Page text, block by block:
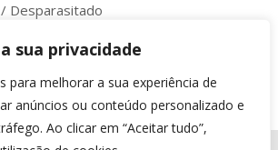
sua privacidade
para melhorar a sua experiência de
anúncios ou conteúdo personalizado e
Ao clicar em “Aceitar tudo”,
Desparasitado